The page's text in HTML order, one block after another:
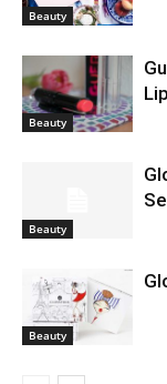
Beauty
Beauty
Beauty
Beauty